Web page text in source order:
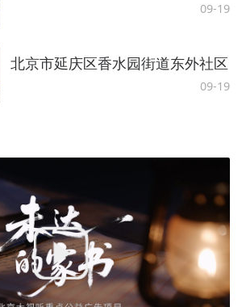
09-19
北京市延庆区香水园街道东外社区
09-19